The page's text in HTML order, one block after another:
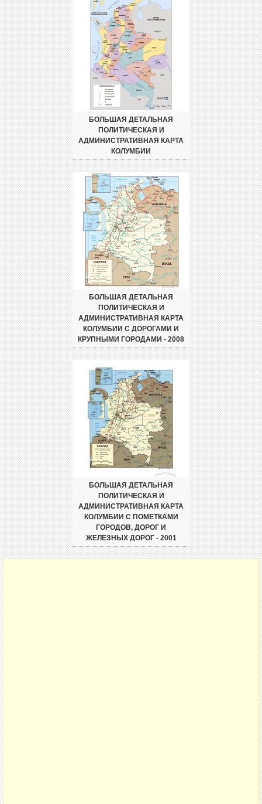
БОЛЬШАЯ ДЕТАЛЬНАЯ
ПОЛИТИЧЕСКАЯ И
АДМИНИСТРАТИВНАЯ КАРТА
КОЛУМБИИ
БОЛЬШАЯ ДЕТАЛЬНАЯ
ПОЛИТИЧЕСКАЯ И
АДМИНИСТРАТИВНАЯ КАРТА
КОЛУМБИИ С ДОРОГАМИ И
КРУПНЫМИ ГОРОДАМИ - 2008
БОЛЬШАЯ ДЕТАЛЬНАЯ
ПОЛИТИЧЕСКАЯ И
АДМИНИСТРАТИВНАЯ КАРТА
КОЛУМБИИ С ПОМЕТКАМИ
ГОРОДОВ, ДОРОГ И
ЖЕЛЕЗНЫХ ДОРОГ - 2001